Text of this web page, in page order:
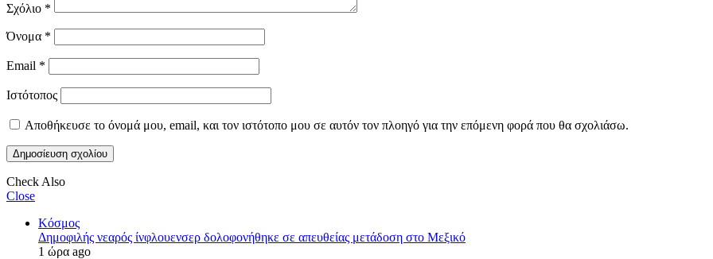
Σχόλιο *
Όνομα *
Email *
Ιστότοπος
Αποθήκευσε το όνομά μου, email, και τον ιστότοπο μου σε αυτόν τον πλοηγό για την επόμενη φορά που θα σχολιάσω.
Check Also
Close
Κόσμος
Δημοφιλής νεαρός ίνφλουενσερ δολοφονήθηκε σε απευθείας μετάδοση στο Μεξικό
1 ώρα ago